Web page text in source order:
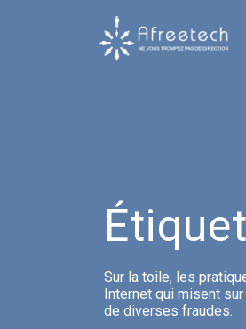
Sur la toile, les
Internet qui misent
de diverses fraudes.